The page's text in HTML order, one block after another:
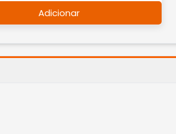
Adicionar